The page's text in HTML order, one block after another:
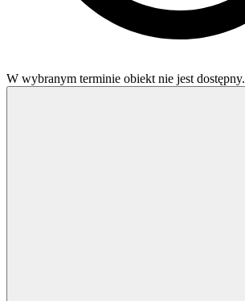
W wybranym terminie obiekt nie jest dostępny.